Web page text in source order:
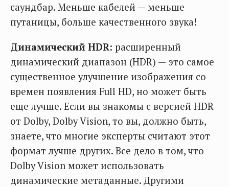
саундбар. Меньше кабелей — меньше
путаницы, больше качественного звука!
Динамический HDR: расширенный
динамический диапазон (HDR) — это самое
существенное улучшение изображения со
времен появления Full HD, но может быть
еще лучше. Если вы знакомы с версией HDR
от Dolby, Dolby Vision, то вы, должно быть,
знаете, что многие эксперты считают этот
формат лучше других. Все дело в том, что
Dolby Vision может использовать
динамические метаданные. Другими